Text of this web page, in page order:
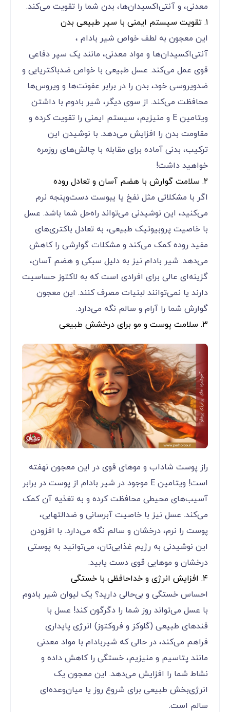
معدنی، و آنتی‌اکسیدان‌ها، بدن شما را تقویت می‌کند.
۱. تقویت سیستم ایمنی با سپر طبیعی بدن
این معجون به لطف خواص شیر بادام ،
آنتی‌اکسیدان‌ها و مواد معدنی، مانند یک سپر دفاعی
قوی عمل می‌کند. عسل طبیعی با خواص ضدباکتریایی و
ضدویروسی خود، بدن را در برابر عفونت‌ها و ویروس‌ها
محافظت می‌کند. از سوی دیگر، شیر بادوم با داشتن
ویتامین E و منیزیم، سیستم ایمنی را تقویت کرده و
مقاومت بدن را افزایش می‌دهد. با نوشیدن این
ترکیب، بدنی آماده برای مقابله با چالش‌های روزمره
خواهید داشت!
۲. سلامت گوارش با هضم آسان و تعادل روده
اگر با مشکلاتی مثل نفخ یا یبوست دست‌وپنجه نرم
می‌کنید، این نوشیدنی می‌تواند راه‌حل شما باشد. عسل
با خاصیت پروبیوتیک طبیعی، به تعادل باکتری‌های
مفید روده کمک می‌کند و مشکلات گوارشی را کاهش
می‌دهد. شیر بادام نیز به دلیل سبکی و هضم آسان،
گزینه‌ای عالی برای افرادی است که به لاکتوز حساسیت
دارند یا نمی‌توانند لبنیات مصرف کنند. این معجون
گوارش شما را آرام و سالم نگه می‌دارد.
۳. سلامت پوست و مو برای درخشش طبیعی
راز پوست شاداب و موهای قوی در این معجون نهفته
است! ویتامین E موجود در شیر بادام از پوست در برابر
آسیب‌های محیطی محافظت کرده و به تغذیه آن کمک
می‌کند. عسل نیز با خاصیت آبرسانی و ضدالتهابی،
پوست را نرم، درخشان و سالم نگه می‌دارد. با افزودن
این نوشیدنی به رژیم غذایی‌تان، می‌توانید به پوستی
درخشان و موهایی قوی دست یابید.
۴. افزایش انرژی و خداحافظی با خستگی
احساس خستگی و بی‌حالی دارید؟ یک لیوان شیر بادوم
با عسل می‌تواند روز شما را دگرگون کند! عسل با
قندهای طبیعی (گلوکز و فروکتوز) انرژی پایداری
فراهم می‌کند، در حالی که شیربادام با مواد معدنی
مانند پتاسیم و منیزیم، خستگی را کاهش داده و
نشاط شما را افزایش می‌دهد. این معجون یک
انرژی‌بخش طبیعی برای شروع روز یا میان‌وعده‌ای
سالم است.